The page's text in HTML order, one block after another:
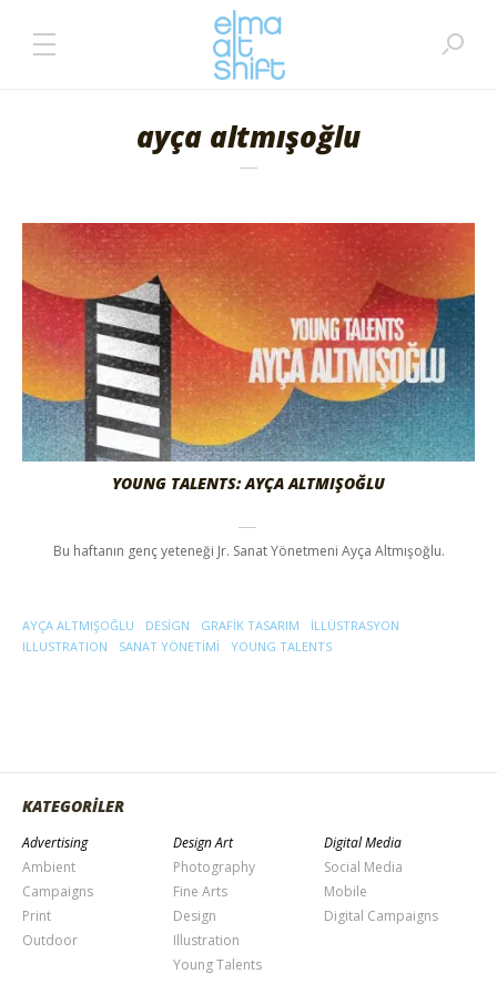
ayça altmışoğlu
YOUNG TALENTS: AYÇA ALTMIŞOĞLU
Bu haftanın genç yeteneği Jr. Sanat Yönetmeni Ayça Altmışoğlu.
AYÇA ALTMIŞOĞLU DESIGN GRAFIK TASARIM
ILLÜSTRASYON
ILLUSTRATION
SANAT YÖNETIMI YOUNG TALENTS
KATEGORİLER
Advertising
Ambient
Campaigns
Print
Outdoor
Design Art
Photography
Fine Arts
Design
Illustration
Young Talents
Digital Media
Social Media
Mobile
Digital Campaigns